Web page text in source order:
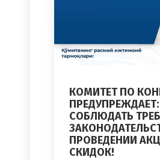
КОМИТЕТ ПО
СОБЛЮДАТЬ
ПРОВЕДЕНИИ
СКИДОК!